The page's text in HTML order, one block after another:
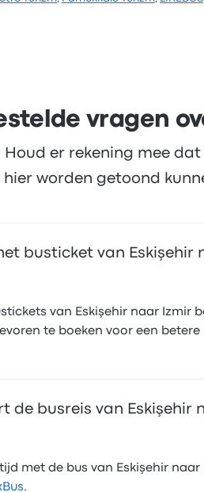
vragen
Houd er rekening mee
hier worden getoond
busticket van Eskişehir
van Eskişehir naar Izmir
te boeken voor een
de busreis van Eskişehir
met de bus van Eskişehir
.